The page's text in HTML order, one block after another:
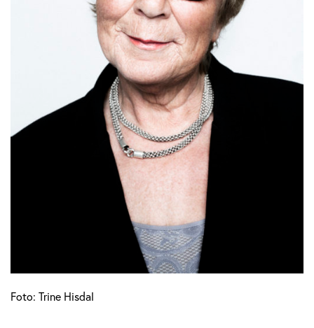
Foto: Trine Hisdal